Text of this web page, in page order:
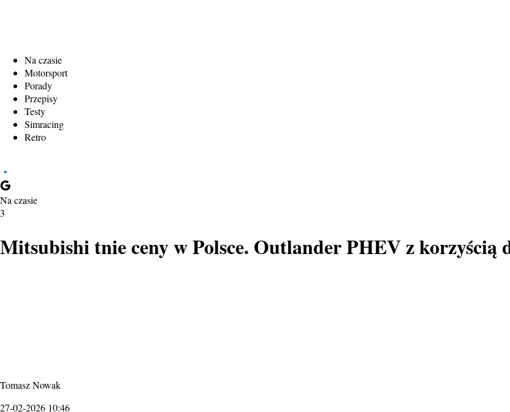
Na czasie
Motorsport
Porady
Przepisy
Testy
Simracing
Retro
Na czasie
3
Mitsubishi tnie ceny w Polsce. Outlander PHEV z korzyścią
Tomasz Nowak
27-02-2026 10:46